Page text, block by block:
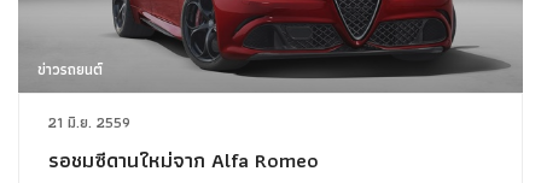
ข่าวรถยนต์
21 มิ.ย. 2559
รอชมซีดานใหม่จาก Alfa Romeo